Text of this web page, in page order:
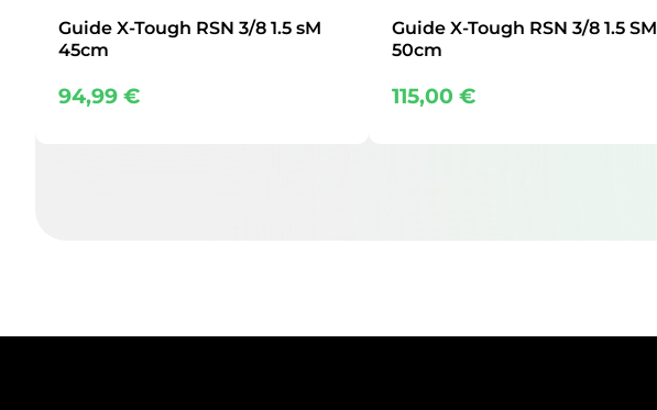
Guide X-Tough RSN 3/8 1.5 sM
45cm
94,99€
Guide X-Tough RSN 3/8 1.5 SM
50cm
115,00€